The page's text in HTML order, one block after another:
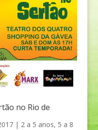
no Rio de
| 2 a 5 anos, 5 a 8